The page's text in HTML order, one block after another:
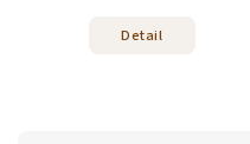
Detail